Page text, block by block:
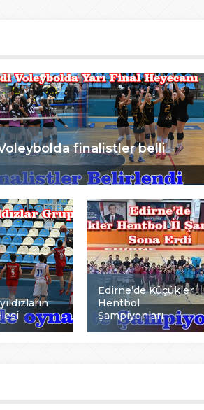
finalistler belli
Edirne’de Küçükler
Hentbol
Şampiyonları